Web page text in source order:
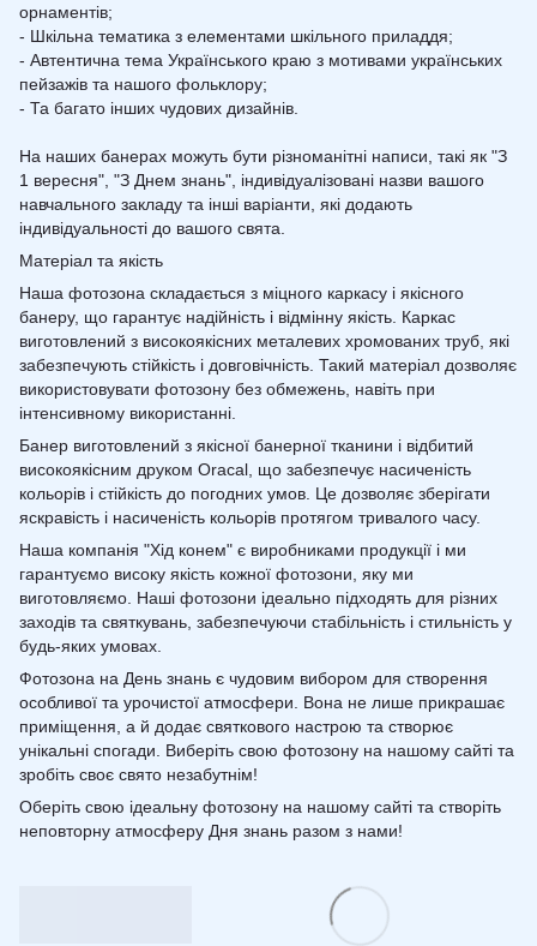
орнаментів;
- Шкільна тематика з елементами шкільного приладдя;
- Автентична тема Українського краю з мотивами українських
пейзажів та нашого фольклору;
- Та багато інших чудових дизайнів.
На наших банерах можуть бути різноманітні написи, такі як "З
1 вересня", "З Днем знань", індивідуалізовані назви вашого
навчального закладу та інші варіанти, які додають
індивідуальності до вашого свята.
Матеріал та якість
Наша фотозона складається з міцного каркасу і якісного
банеру, що гарантує надійність і відмінну якість. Каркас
виготовлений з високоякісних металевих хромованих труб, які
забезпечують стійкість і довговічність. Такий матеріал дозволяє
використовувати фотозону без обмежень, навіть при
інтенсивному використанні.
Банер виготовлений з якісної банерної тканини і відбитий
високоякісним друком Oracal, що забезпечує насиченість
кольорів і стійкість до погодних умов. Це дозволяє зберігати
яскравість і насиченість кольорів протягом тривалого часу.
Наша компанія "Хід конем" є виробниками продукції і ми
гарантуємо високу якість кожної фотозони, яку ми
виготовляємо. Наші фотозони ідеально підходять для різних
заходів та святкувань, забезпечуючи стабільність і стильність у
будь-яких умовах.
Фотозона на День знань є чудовим вибором для створення
особливої та урочистої атмосфери. Вона не лише прикрашає
приміщення, а й додає святкового настрою та створює
унікальні спогади. Виберіть свою фотозону на нашому сайті та
зробіть своє свято незабутнім!
Оберіть свою ідеальну фотозону на нашому сайті та створіть
неповторну атмосферу Дня знань разом з нами!